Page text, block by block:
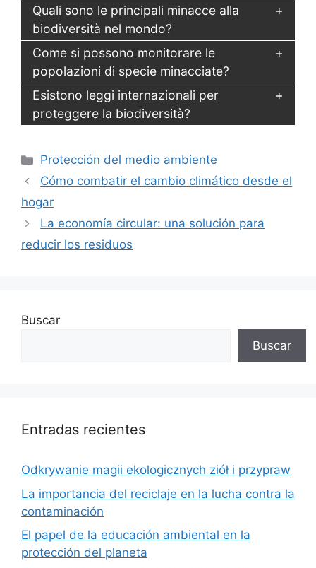
Quali sono le principali minacce alla
biodiversità nel mondo?
Come si possono monitorare le
popolazioni di specie minacciate?
Esistono leggi internazionali per
proteggere la biodiversità?
Categorías
Protección del medio ambiente
Cómo combatir el cambio climático desde el
hogar
La economía circular: una solución para
reducir los residuos
Buscar
Buscar
Entradas recientes
Odkrywanie magii ekologicznych ziół i przypraw
La importancia del reciclaje en la lucha contra la
contaminación
El papel de la educación ambiental en la
protección del planeta